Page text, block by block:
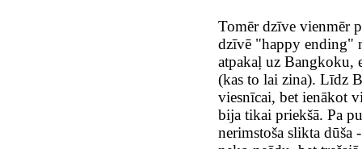
Tomēr dzīve vienmēr
dzīvē "happy ending"
atpakaļ uz Bangkoku,
(kas to lai zina). Līdz
viesnīcai, bet ienākot
bija tikai priekšā. Pa
nerimstoša slikta dūša